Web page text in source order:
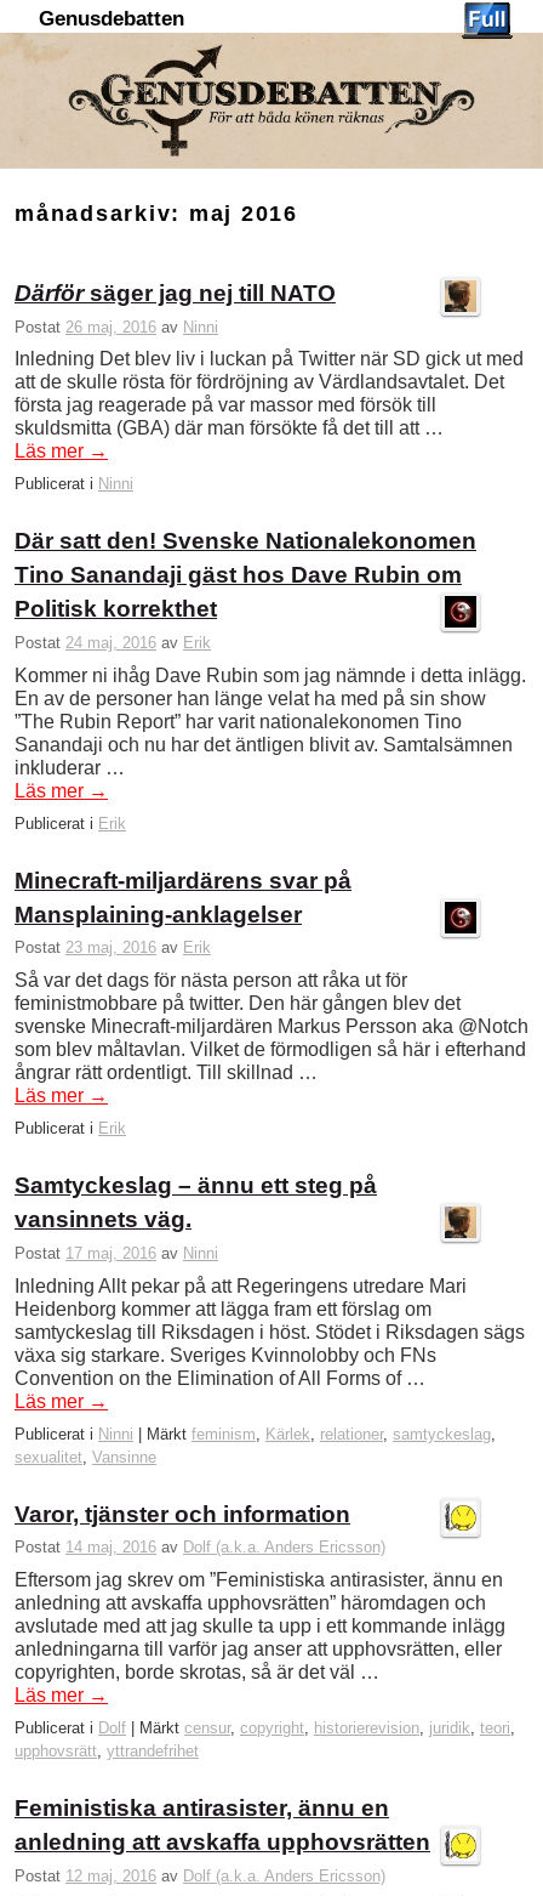
Genusdebatten
månadsarkiv: maj 2016
Därförsäger jag nej till NATO
Postat 26 maj, 2016 av Ninni
Inledning Det blev liv i luckan på Twitter när SD gick ut med
att de skulle rösta för fördröjning av Värdlandsavtalet. Det
första jag reagerade på var massor med försök till
skuldsmitta (GBA) där man försökte få det till att …
Läs mer →
Publicerat i Ninni
Där satt den! Svenske Nationalekonomen
Tino Sanandaji gäst hos Dave Rubin om
Politisk korrekthet
Postat 24 maj, 2016 av Erik
Kommer ni ihåg Dave Rubin som jag nämnde i detta inlägg.
En av de personer han länge velat ha med på sin show
”The Rubin Report” har varit nationalekonomen Tino
Sanandaji och nu har det äntligen blivit av. Samtalsämnen
inkluderar …
Läs mer →
Publicerat i Erik
Minecraft-miljardärens svar på
Mansplaining-anklagelser
Postat 23 maj, 2016 av Erik
Så var det dags för nästa person att råka ut för
feministmobbare på twitter. Den här gången blev det
svenske Minecraft-miljardären Markus Persson aka @Notch
som blev måltavlan. Vilket de förmodligen så här i efterhand
ångrar rätt ordentligt. Till skillnad …
Läs mer →
Publicerat i Erik
Samtyckeslag – ännu ett steg på
vansinnets väg.
Postat 17 maj, 2016 av Ninni
Inledning Allt pekar på att Regeringens utredare Mari
Heidenborg kommer att lägga fram ett förslag om
samtyckeslag till Riksdagen i höst. Stödet i Riksdagen sägs
växa sig starkare. Sveriges Kvinnolobby och FNs
Convention on the Elimination of All Forms of …
Läs mer →
Publicerat i Ninni Märkt feminism Kärlek relationer, samtyckeslag
sexualitet Vansinne
Varor, tjänster och information
Postat 14 maj, 2016 av Dolf (a.k.a. Anders Ericsson)
Eftersom jag skrev om ”Feministiska antirasister, ännu en
anledning att avskaffa upphovsrätten” häromdagen och
avslutade med att jag skulle ta upp i ett kommande inlägg
anledningarna till varför jag anser att upphovsrätten, eller
copyrighten, borde skrotas, så är det väl …
Läs mer →
Publicerat i Dolf Märkt censur, copyright, historierevision, juridik, teori,
upphovsrätt, yttrandefrihet
Feministiska antirasister, ännu en
anledning att avskaffa upphovsrätten
Postat 12 maj, 2016 av Dolf (a.k.a. Anders Ericsson)